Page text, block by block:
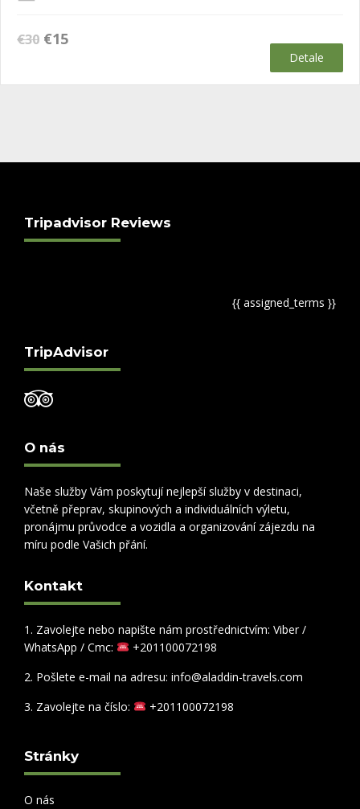
€30 Původní
€30.
€15Aktuální
€15.
Detale
Tripadvisor Reviews
{{ assigned_terms }}
TripAdvisor
O nás
Naše služby Vám poskytují nejlepší služby v destinaci,
včetně přeprav, skupinových a individuálních výletu,
pronájmu průvodce a vozidla a organizování zájezdu na
míru podle Vašich přání.
Kontakt
1. Zavolejte nebo napište nám prostřednictvím: Viber /
WhatsApp / Cmc:
+201100072198
2. Pošlete e-mail na adresu: info@aladdin-travels.com
3. Zavolejte na číslo:
+201100072198
Stránky
O nás